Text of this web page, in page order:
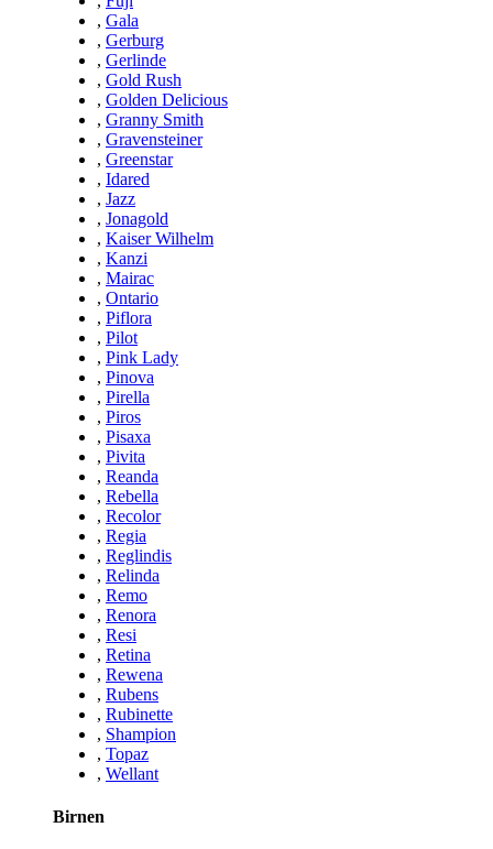
, Gala
, Gerburg
, Gerlinde
, Gold Rush
, Golden Delicious
, Granny Smith
, Gravensteiner
, Greenstar
, Idared
, Jazz
, Jonagold
, Kaiser Wilhelm
, Kanzi
, Mairac
, Ontario
, Piflora
, Pilot
, Pink Lady
, Pinova
, Pirella
, Piros
, Pisaxa
, Pivita
, Reanda
, Rebella
, Recolor
, Regia
, Reglindis
, Relinda
, Remo
, Renora
, Resi
, Retina
, Rewena
, Rubens
, Rubinette
, Shampion
, Topaz
, Wellant
Birnen